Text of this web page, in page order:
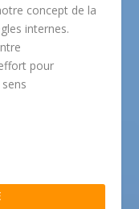
concept de la
internes.
pour